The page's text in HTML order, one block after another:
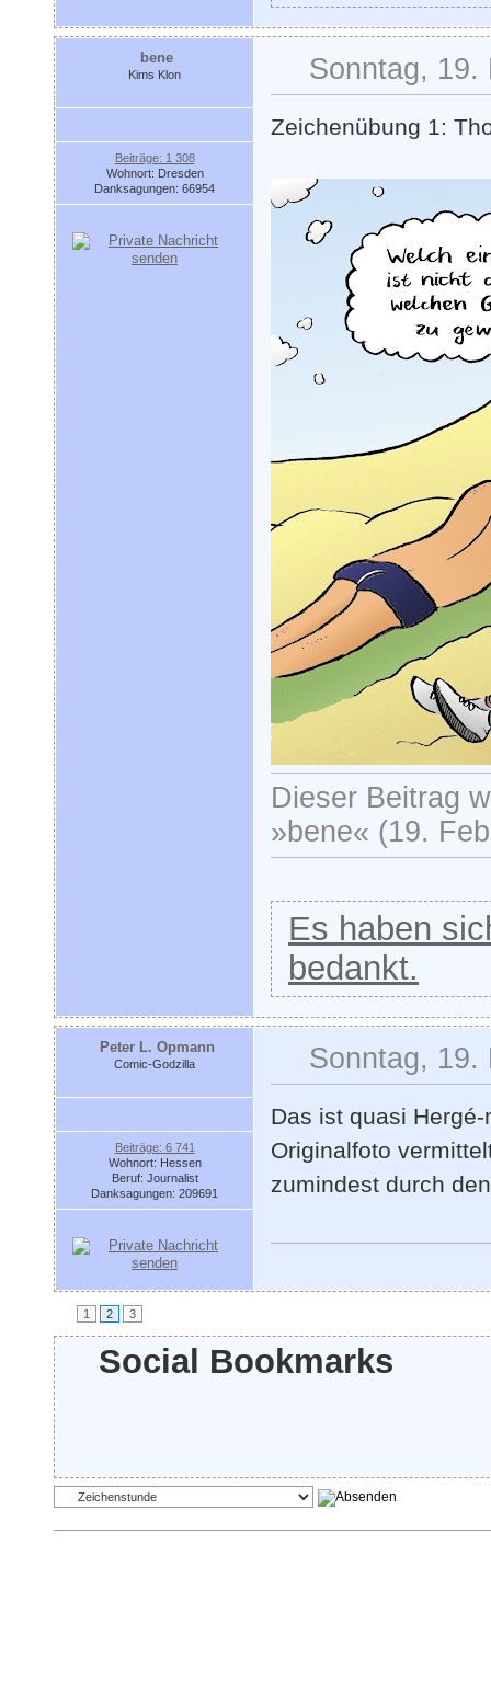
bene
Kims Klon
Beiträge: 1 308
Wohnort: Dresden
Danksagungen: 66954
Sonntag, 19.
Zeichenübung 1:
Dieser Beitrag
»bene« (19.
Es haben
bedankt.
Peter L. Opmann
Comic-Godzilla
Beiträge: 6 741
Wohnort: Hessen
Beruf: Journalist
Danksagungen: 209691
Sonntag, 19.
Das ist quasi
Originalfoto
zumindest durch
1 2 3
Social Bookmarks